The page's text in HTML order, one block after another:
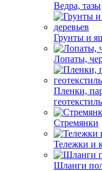
Ведра, тазы
Грунты и
Лопаты,
Пленки,
геотекстиль
Стремянки
Тележки и
Шланги